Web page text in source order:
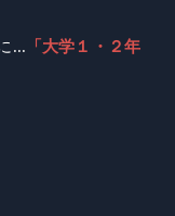
... 「大学１・２年